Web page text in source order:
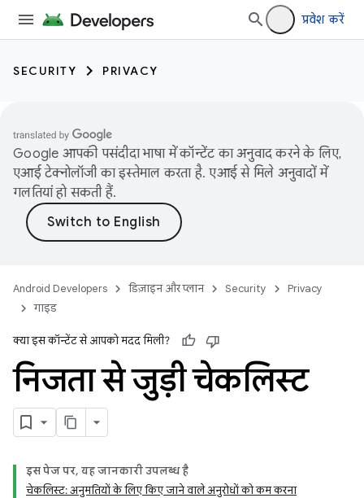
प्रवेश करें
SECURITY PRIVACY
Google आपकी पसंदीदा भाषा में कॉन्टेंट का अनुवाद करने के लिए,
एआई टेक्नोलॉजी का इस्तेमाल करता है. एआई से मिले अनुवादों में
गलतियां हो सकती हैं.
Android Developers डिज़ाइन और प्लान Security
Privacy
गाइड
क्या इस कॉन्टेंट से आपको मदद मिली?
निजता से जुड़ी चेकलिस्ट
इस पेज पर, यह जानकारी उपलब्ध है
चेकलिस्ट: अनुमतियों के लिए किए जाने वाले अनुरोधों को कम करना